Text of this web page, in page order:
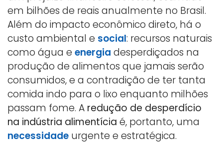
em bilhões de reais anualmente no Brasil.
Além do impacto econômico direto, há o
custo ambiental e social: recursos naturais
como água e energia desperdiçados na
produção de alimentos que jamais serão
consumidos, e a contradição de ter tanta
comida indo para o lixo enquanto milhões
passam fome. A redução de desperdício
na indústria alimentícia é, portanto, uma
necessidade urgente e estratégica.